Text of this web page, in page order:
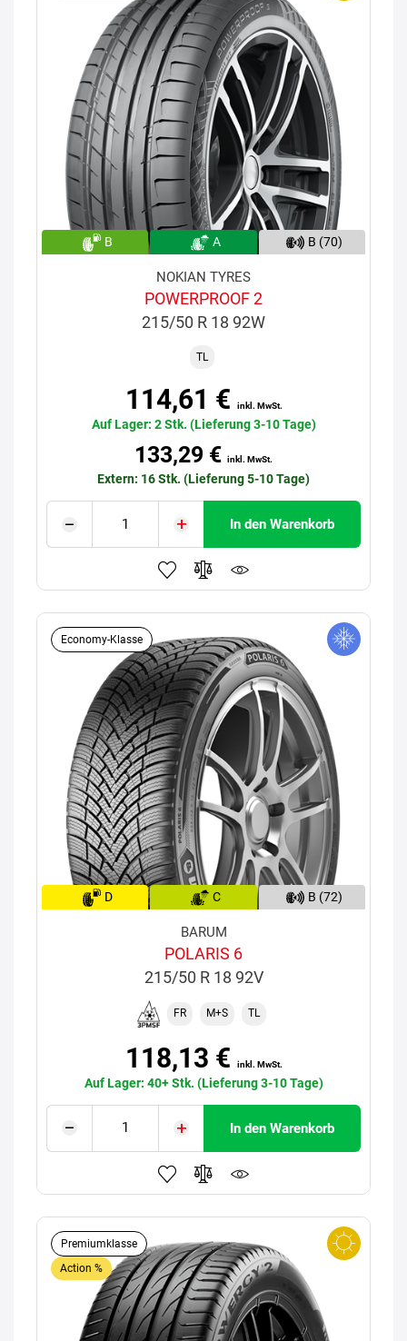
B A B (70)
NOKIAN TYRES
POWERPROOF 2
215/50 R 18 92W
TL
114,61 € inkl. MwSt.
Auf Lager: 2 Stk. (Lieferung 3-10 Tage)
133,29 € inkl. MwSt.
Extern: 16 Stk. (Lieferung 5-10 Tage)
In den Warenkorb
Economy-Klasse
D C B (72)
BARUM
POLARIS 6
215/50 R 18 92V
FR M+S TL
118,13 € inkl. MwSt.
Auf Lager: 40+ Stk. (Lieferung 3-10 Tage)
In den Warenkorb
Premiumklasse
Action %